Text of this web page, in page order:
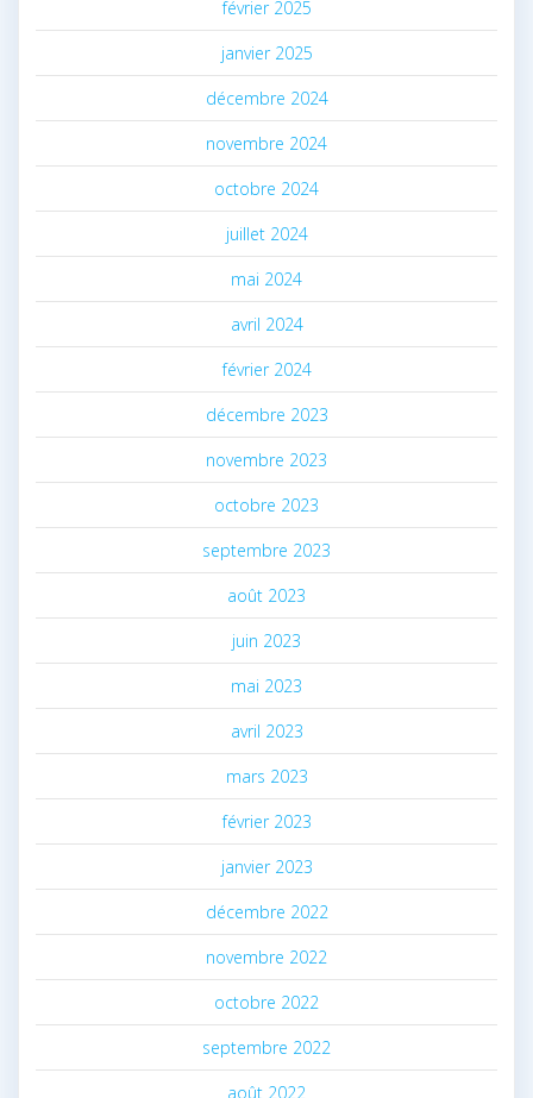
février 2025
janvier 2025
décembre 2024
novembre 2024
octobre 2024
juillet 2024
mai 2024
avril 2024
février 2024
décembre 2023
novembre 2023
octobre 2023
septembre 2023
août 2023
juin 2023
mai 2023
avril 2023
mars 2023
février 2023
janvier 2023
décembre 2022
novembre 2022
octobre 2022
septembre 2022
août 2022